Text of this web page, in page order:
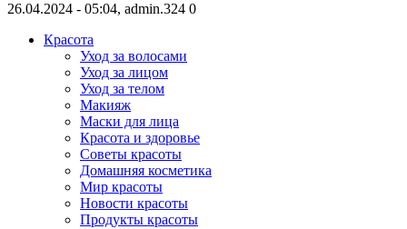
26.04.2024 - 05:04, admin.324 0
Красота
Уход за волосами
Уход за лицом
Уход за телом
Макияж
Маски для лица
Красота и здоровье
Советы красоты
Домашняя косметика
Мир красоты
Новости красоты
Продукты красоты